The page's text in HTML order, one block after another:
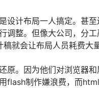
设计布局一人搞定。甚
调整。但像大公司，分
就会让布局人员耗费大
原。因为他们对浏览器
flash制作嫌浪费，而